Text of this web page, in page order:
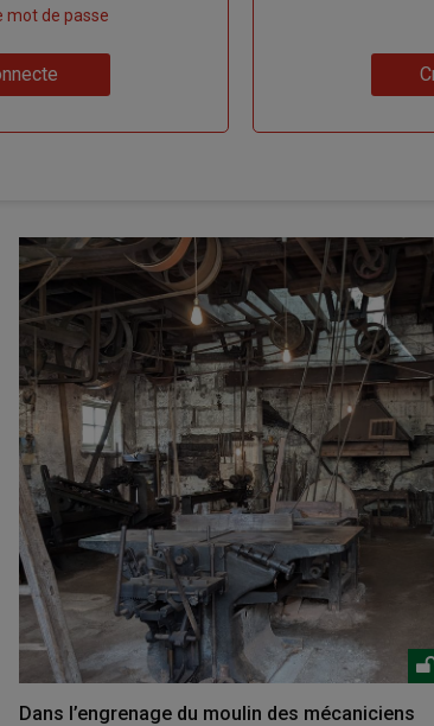
mot de passe
Dans l’engrenage du moulin des mécaniciens